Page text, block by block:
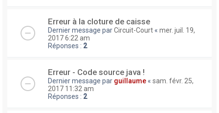
Erreur à la cloture de caisse
Dernier message parCircuit-Court « mer. juil. 19,
2017 6:22 am
Réponses : 2
Erreur - Code source java !
Dernier message par guillaume « sam. févr. 25,
2017 11:32 am
Réponses : 2